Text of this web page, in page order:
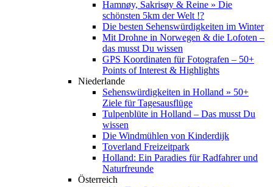
Hamnøy, Sakrisøy & Reine » Die
schönsten 5km der Welt !?
Die besten Sehenswürdigkeiten im Winter
Mit Drohne in Norwegen & die Lofoten –
das musst Du wissen
GPS Koordinaten für Fotografen – 50+
Points of Interest & Highlights
Niederlande
Sehenswürdigkeiten in Holland » 50+
Ziele für Tagesausflüge
Tulpenblüte in Holland – Das musst Du
wissen
Die Windmühlen von Kinderdijk
Toverland Freizeitpark
Holland: Ein Paradies für Radfahrer und
Naturfreunde
Österreich